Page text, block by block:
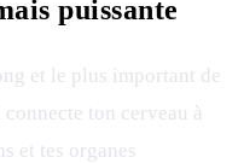
puissante
et le plus important de
ton cerveau à
et tes organes